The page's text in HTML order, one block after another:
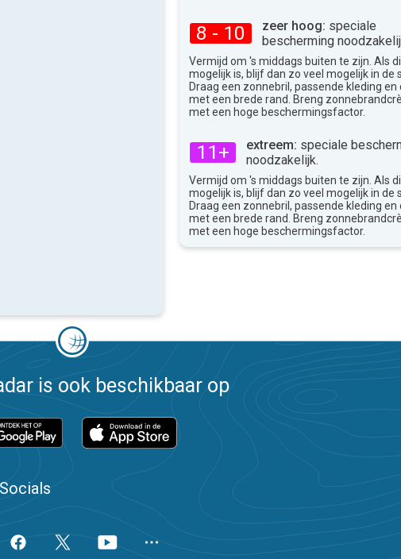
8 - 10 zeer hoog: speciale
bescherming
Vermijd om 's middags buiten te zijn. Als
mogelijk is, blijf dan zo veel mogelijk in de
Draag een zonnebril, passende kleding en
met een brede rand. Breng
met een hoge beschermingsfactor.
11+ extreem: speciale
noodzakelijk.
Vermijd om 's middags buiten te zijn. Als
mogelijk is, blijf dan zo veel mogelijk in de
Draag een zonnebril, passende kleding en
met een brede rand. Breng
met een hoge beschermingsfactor.
is ook beschikbaar op
Socials